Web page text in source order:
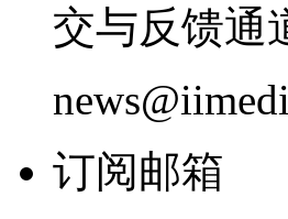
交与反馈通
订阅邮箱